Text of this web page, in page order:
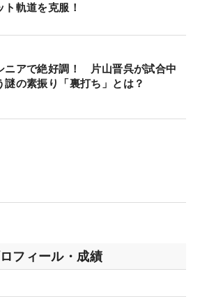
ト軌道を克服！
ニアで絶好調！ 片山晋呉が試合中
謎の素振り「裏打ち」とは？
フィール・成績